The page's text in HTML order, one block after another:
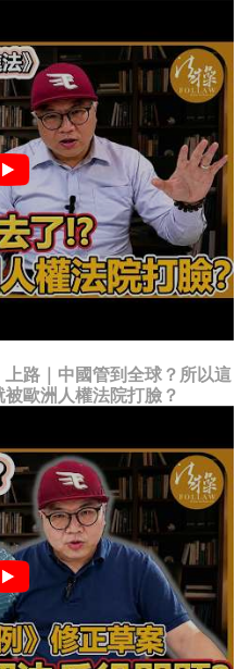
路｜中國管到全球？所以這
歐洲人權法院打臉？